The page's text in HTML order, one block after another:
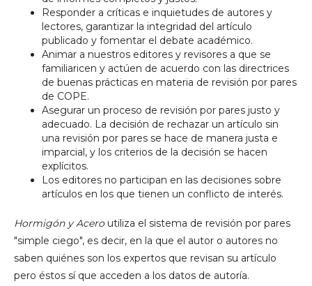
Responder a críticas e inquietudes de autores y
lectores, garantizar la integridad del artículo
publicado y fomentar el debate académico.
Animar a nuestros editores y revisores a que se
familiaricen y actúen de acuerdo con las directrices
de buenas prácticas en materia de revisión por pares
de COPE.
Asegurar un proceso de revisión por pares justo y
adecuado. La decisión de rechazar un artículo sin
una revisión por pares se hace de manera justa e
imparcial, y los criterios de la decisión se hacen
explícitos.
Los editores no participan en las decisiones sobre
artículos en los que tienen un conflicto de interés.
Hormigón y Aceroutiliza el sistema de revisión por pares
"simple ciego", es decir, en la que el autor o autores no
saben quiénes son los expertos que revisan su artículo
pero éstos sí que acceden a los datos de autoría.